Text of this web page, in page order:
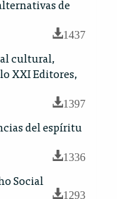
de
1437
cultural,
XXI Editores,
1397
del espíritu
1336
Social
1293